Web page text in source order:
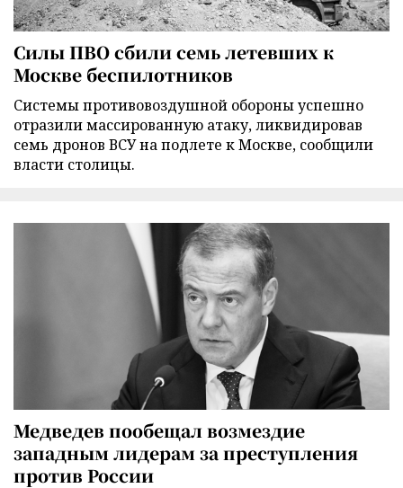
Силы ПВО сбили семь летевших к
Москве беспилотников
Cистемы противовоздушной обороны успешно
отразили массированную атаку, ликвидировав
семь дронов ВСУ на подлете к Москве, сообщили
власти столицы.
Медведев пообещал возмездие
западным лидерам за преступления
против России